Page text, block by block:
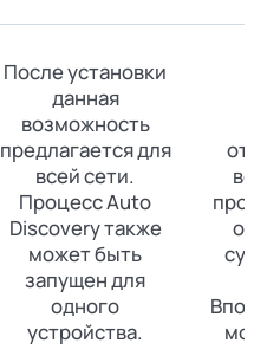
После установки
данная
возможность
предлагается для
всей сети.
Процесс Auto
Discovery также
может быть
запущен для
одного
устройства.